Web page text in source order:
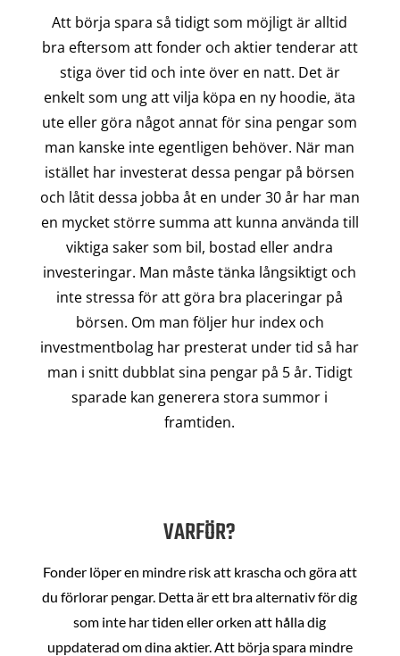
Att börja spara så tidigt som möjligt är alltid
bra eftersom att fonder och aktier tenderar att
stiga över tid och inte över en natt. Det är
enkelt som ung att vilja köpa en ny hoodie, äta
ute eller göra något annat för sina pengar som
man kanske inte egentligen behöver. När man
istället har investerat dessa pengar på börsen
och låtit dessa jobba åt en under 30 år har man
en mycket större summa att kunna använda till
viktiga saker som bil, bostad eller andra
investeringar. Man måste tänka långsiktigt och
inte stressa för att göra bra placeringar på
börsen. Om man följer hur index och
investmentbolag har presterat under tid så har
man i snitt dubblat sina pengar på 5 år. Tidigt
sparade kan generera stora summor i
framtiden.
VARFÖR?
Fonder löper en mindre risk att krascha och göra att
du förlorar pengar. Detta är ett bra alternativ för dig
som inte har tiden eller orken att hålla dig
uppdaterad om dina aktier. Att börja spara mindre